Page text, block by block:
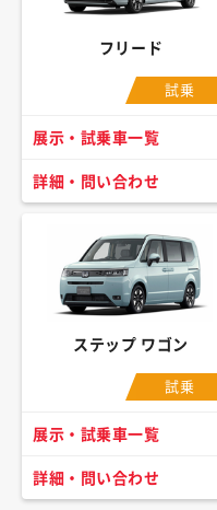
フリード
試乗
展示・試乗車一覧
詳細・問い合わせ
ステップ ワゴン
試乗
展示・試乗車一覧
詳細・問い合わせ